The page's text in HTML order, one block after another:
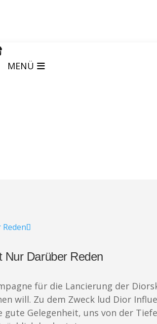
MENÜ
Nur Darüber Reden
für die Lancierung der
will. Zu dem Zweck lud Dior
Gelegenheit, uns von der